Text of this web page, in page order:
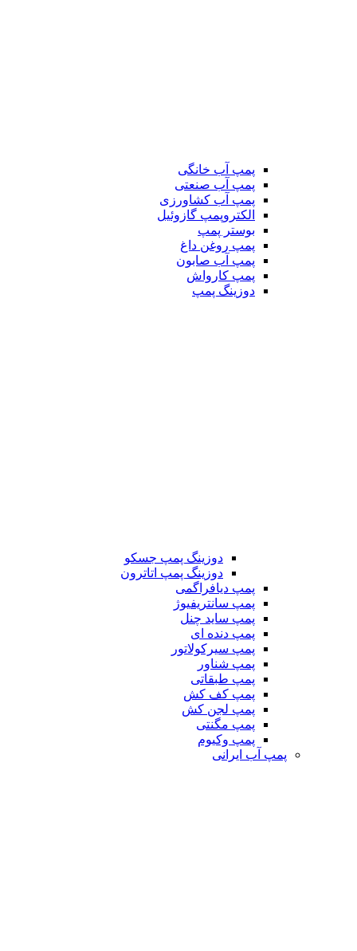
پمپ آب خانگی
پمپ آب صنعتی
پمپ آب کشاورزی
الکتروپمپ گازوئیل
بوستر پمپ
پمپ روغن داغ
پمپ آب صابون
پمپ کارواش
دوزینگ پمپ
دوزینگ پمپ جسکو
دوزینگ پمپ اتاترون
پمپ دیافراگمی
پمپ سانتریفیوژ
پمپ ساید چنل
پمپ دنده ای
پمپ سیرکولاتور
پمپ شناور
پمپ طبقاتی
پمپ کف کش
پمپ لجن کش
پمپ مگنتی
پمپ وکیوم
پمپ آب ایرانی